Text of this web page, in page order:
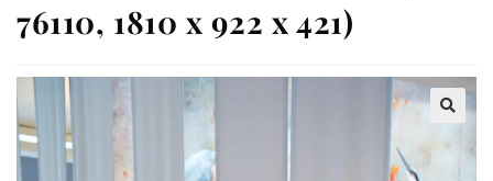
76110, 1810 x 922 x 421)